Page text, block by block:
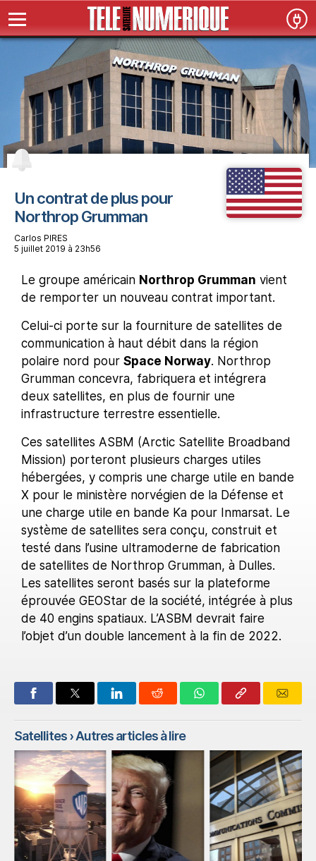
Un contrat de plus pour
Northrop Grumman
Carlos PIRES
5 juillet 2019 à 23h56
Le groupe américain Northrop Grumman vient
de remporter un nouveau contrat important.
Celui-ci porte sur la fourniture de satellites de
communication à haut débit dans la région
polaire nord pour Space Norway. Northrop
Grumman concevra, fabriquera et intégrera
deux satellites, en plus de fournir une
infrastructure terrestre essentielle.
Ces satellites ASBM (Arctic Satellite Broadband
Mission) porteront plusieurs charges utiles
hébergées, y compris une charge utile en bande
X pour le ministère norvégien de la Défense et
une charge utile en bande Ka pour Inmarsat. Le
système de satellites sera conçu, construit et
testé dans l’usine ultramoderne de fabrication
de satellites de Northrop Grumman, à Dulles.
Les satellites seront basés sur la plateforme
éprouvée GEOStar de la société, intégrée à plus
de 40 engins spatiaux. L’ASBM devrait faire
l’objet d’un double lancement à la fin de 2022.
Satellites› Autres articles à lire